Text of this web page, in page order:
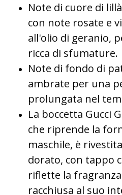
Note di cuore di
con note rosate e
all'olio di geranio,
ricca di sfumature.
Note di fondo di
ambrate per una
prolungata nel
La boccetta Gucci
che riprende la
maschile, è
dorato, con tappo
riflette la
racchiusa al suo